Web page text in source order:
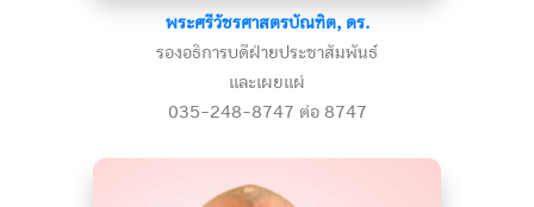
พระศรีวัชรศาสตรบัณฑิต, ดร.
รองอธิการบดีฝ่ายประชาสัมพันธ์
และเผยแผ่
035-248-8747 ต่อ 8747